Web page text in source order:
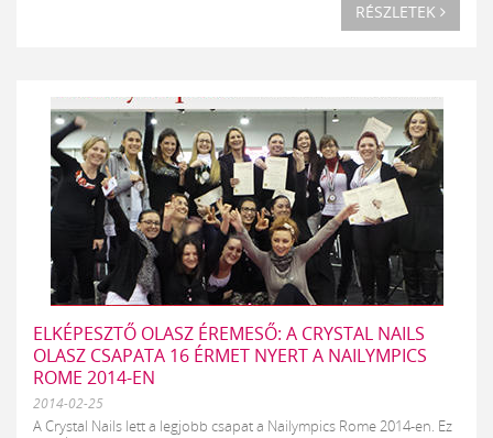
RÉSZLETEK
ELKÉPESZTŐ OLASZ ÉREMESŐ: A CRYSTAL NAILS
OLASZ CSAPATA 16 ÉRMET NYERT A NAILYMPICS
ROME 2014-EN
2014-02-25
A Crystal Nails lett a legjobb csapat a Nailympics Rome 2014-en. Ez